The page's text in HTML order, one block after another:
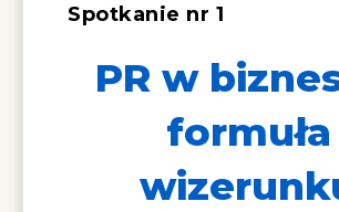
Spotkanie nr 1
PR w
formuła